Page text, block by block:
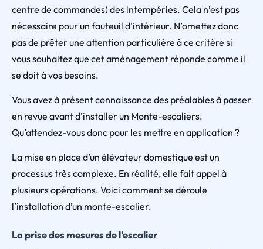
centre de commandes) des intempéries. Cela n’est pas
nécessaire pour un fauteuil d’intérieur. N’omettez donc
pas de prêter une attention particulière à ce critère si
vous souhaitez que cet aménagement réponde comme il
se doit à vos besoins.
Vous avez à présent connaissance des préalables à passer
en revue avant d’installer un Monte-escaliers.
Qu’attendez-vous donc pour les mettre en application ?
La mise en place d’un élévateur domestique est un
processus très complexe. En réalité, elle fait appel à
plusieurs opérations. Voici comment se déroule
l’installation d’un monte-escalier.
La prise des mesures de l’escalier